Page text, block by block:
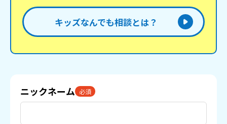
キッズなんでも相談とは？
ニックネーム 必須